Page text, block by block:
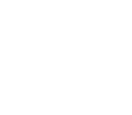
доступа
сигнализация
пневмоинструментов